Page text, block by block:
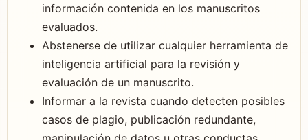
información contenida en los manuscritos
evaluados.
Abstenerse de utilizar cualquier herramienta de
inteligencia artificial para la revisión y
evaluación de un manuscrito.
Informar a la revista cuando detecten posibles
casos de plagio, publicación redundante,